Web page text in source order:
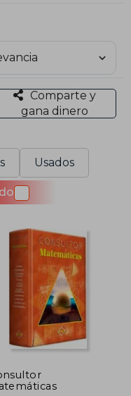
Comparte y
gana dinero
Usados